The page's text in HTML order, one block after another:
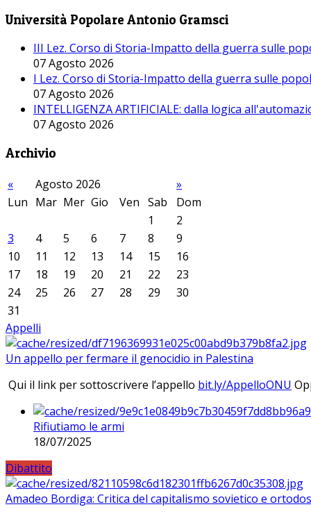
Università Popolare Antonio Gramsci
III Lez. Corso di Storia-Impatto della guerra sulle
07 Agosto 2026
I Lez. Corso di Storia-Impatto della guerra sulle
07 Agosto 2026
INTELLIGENZA ARTIFICIALE: dalla logica
07 Agosto 2026
Archivio
« Agosto 2026
»
Lun Mar Mer Gio Ven Sab
Dom
1
2
3
4 5 6 7 8
9
10
11 12 13 14 15
16
17
18 19 20 21 22
23
24
25 26 27 28 29
30
31
Appelli
Un appello per fermare il genocidio in Palestina
Qui il link per sottoscrivere l’appello bit.ly/AppelloONU
Rifiutiamo le armi
18/07/2025
Dibattito
Amadeo Bordiga: Critica del capitalismo sovietico e